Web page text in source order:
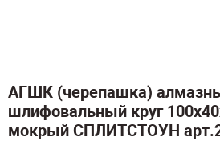
АГШК (черепашка)
шлифовальный круг
мокрый СПЛИТСТОУН